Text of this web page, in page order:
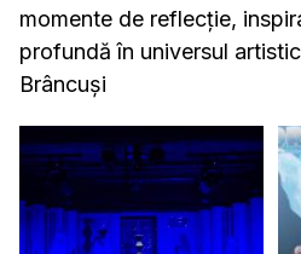
momente de reflecție,
profundă în universul
Brâncuși